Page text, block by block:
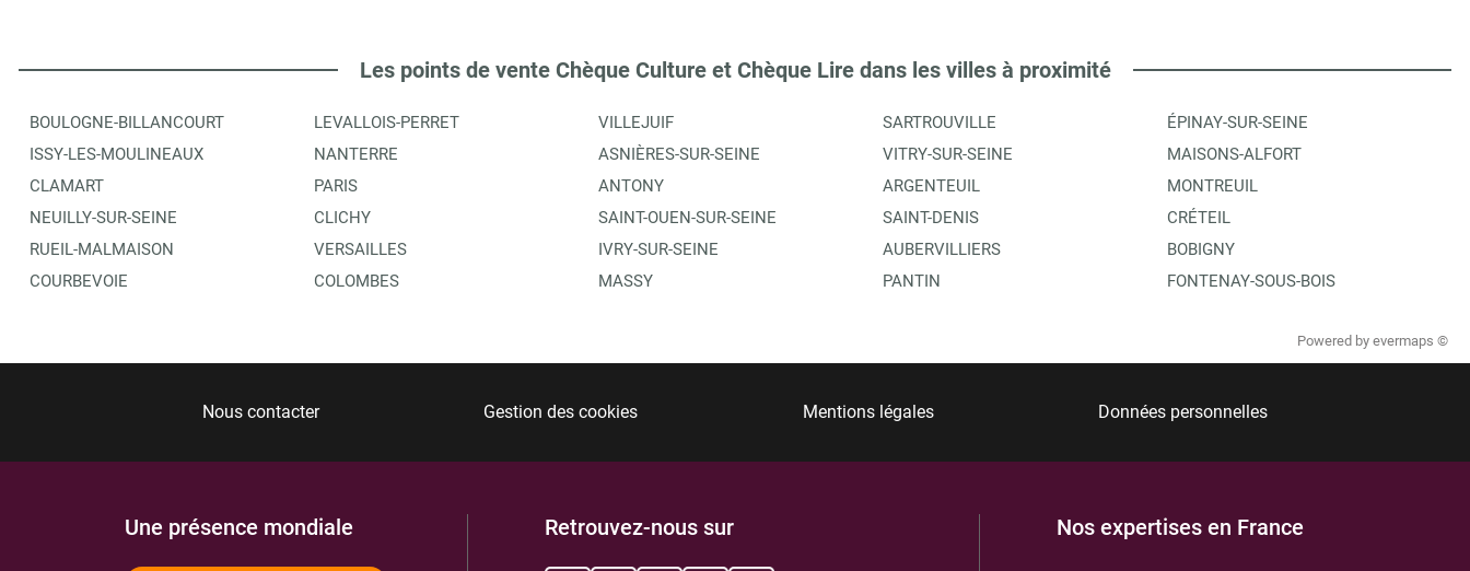
Les points de vente Chèque Culture et Chèque Lire dans les villes à proximité
BOULOGNE-BILLANCOURT
ISSY-LES-MOULINEAUX
CLAMART
NEUILLY-SUR-SEINE
RUEIL-MALMAISON
COURBEVOIE
LEVALLOIS-PERRET
NANTERRE
PARIS
CLICHY
VERSAILLES
COLOMBES
VILLEJUIF
ASNIÈRES-SUR-SEINE
ANTONY
SAINT-OUEN-SUR-SEINE
IVRY-SUR-SEINE
MASSY
SARTROUVILLE
VITRY-SUR-SEINE
ARGENTEUIL
SAINT-DENIS
AUBERVILLIERS
PANTIN
ÉPINAY-SUR-SEINE
MAISONS-ALFORT
MONTREUIL
CRÉTEIL
BOBIGNY
FONTENAY-SOUS-BOIS
Powered by evermaps ©
Nous contacter Gestion des cookies Mentions légales Données personnelles
Une présence mondiale Retrouvez-nous sur Nos expertises en France